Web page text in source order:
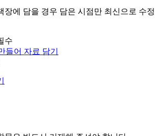
장에 담을 경우 담은 시점만 최신으로 수정
들어 자료 담기